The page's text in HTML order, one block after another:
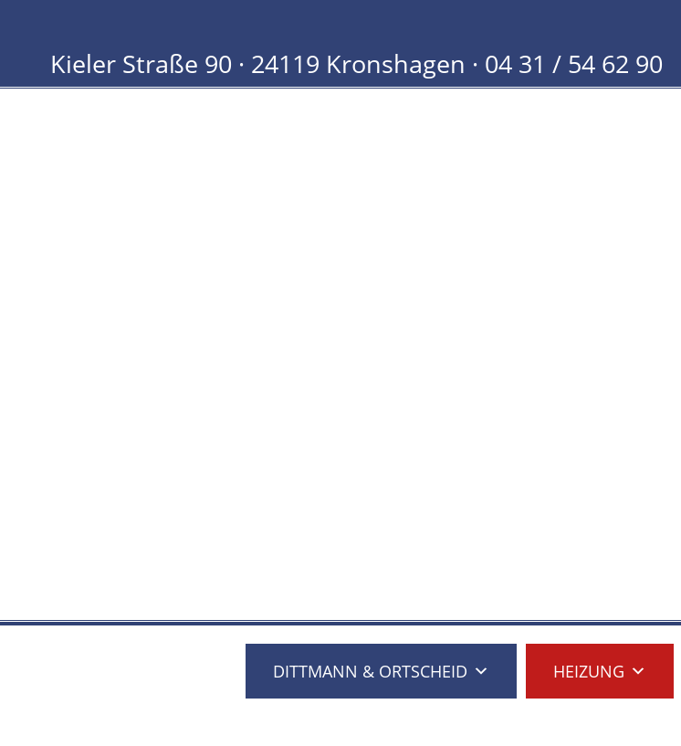
Kieler Straße 90 · 24119 Kronshagen · 04 31 / 54 62 90
DITTMANN & ORTSCHEID HEIZUNG